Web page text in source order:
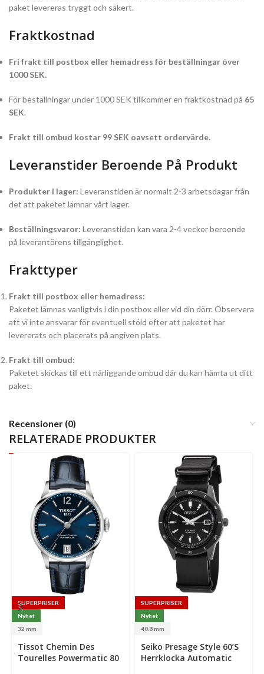
paket levereras tryggt och säkert.
Fraktkostnad
Fri frakt till postbox eller hemadress för beställningar över
1000 SEK.
För beställningar under 1000 SEK tillkommer en fraktkostnad på 65
SEK.
Frakt till ombud kostar 99 SEK oavsett ordervärde.
Leveranstider Beroende På Produkt
Produkter i lager: Leveranstiden är normalt 2-3 arbetsdagar från
det att paketet lämnar vårt lager.
Beställningsvaror: Leveranstiden kan vara 2-4 veckor beroende
på leverantörens tillgänglighet.
Frakttyper
Frakt till postbox eller hemadress:
Paketet lämnas vanligtvis i din postbox eller vid din dörr. Observera
att vi inte ansvarar för eventuell stöld efter att paketet har
levererats och placerats på angiven plats.
Frakt till ombud:
Paketet skickas till ett närliggande ombud där du kan hämta ut ditt
paket.
Recensioner (0)
RELATERADE PRODUKTER
SUPERPRISER
Nyhet
32 mm
Tissot Chemin Des
Tourelles Powermatic 80
SUPERPRISER
Nyhet
40.8 mm
Select
options
Seiko Presage Style 60’s
Herrklocka Automatic